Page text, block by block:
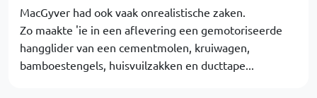
MacGyver had ook vaak onrealistische zaken.
Zo maakte 'ie in een aflevering een gemotoriseerde
hangglider van een cementmolen, kruiwagen,
bamboestengels, huisvuilzakken en ducttape...